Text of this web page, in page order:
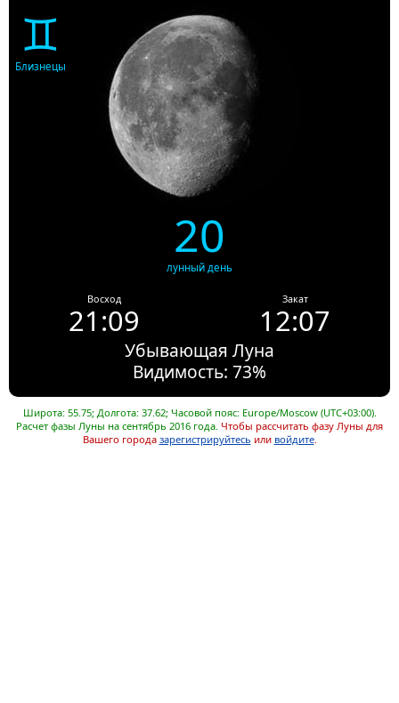
♊
Близнецы
20
лунный день
Восход
21:09
Закат
12:07
Убывающая Луна
Видимость: 73%
Широта: 55.75; Долгота: 37.62; Часовой пояс: Europe/Moscow (UTC+03:00).
Расчет фазы Луны на сентябрь 2016 года. Чтобы рассчитать фазу Луны для
Вашего города зарегистрируйтесь или войдите.